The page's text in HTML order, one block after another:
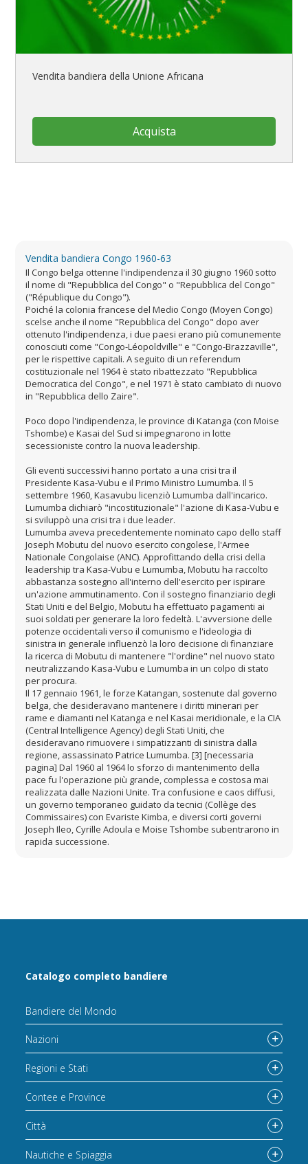
Vendita bandiera della Unione Africana
Acquista
Vendita bandiera Congo 1960-63
Il Congo belga ottenne l'indipendenza il 30 giugno 1960 sotto
il nome di "Repubblica del Congo" o "Repubblica del Congo"
("République du Congo").
Poiché la colonia francese del Medio Congo (Moyen Congo)
scelse anche il nome "Repubblica del Congo" dopo aver
ottenuto l'indipendenza, i due paesi erano più comunemente
conosciuti come "Congo-Léopoldville" e "Congo-Brazzaville",
per le rispettive capitali. A seguito di un referendum
costituzionale nel 1964 è stato ribattezzato "Repubblica
Democratica del Congo", e nel 1971 è stato cambiato di nuovo
in "Repubblica dello Zaire".
Poco dopo l'indipendenza, le province di Katanga (con Moise
Tshombe) e Kasai del Sud si impegnarono in lotte
secessioniste contro la nuova leadership.
Gli eventi successivi hanno portato a una crisi tra il
Presidente Kasa-Vubu e il Primo Ministro Lumumba. Il 5
settembre 1960, Kasavubu licenziò Lumumba dall'incarico.
Lumumba dichiarò "incostituzionale" l'azione di Kasa-Vubu e
si sviluppò una crisi tra i due leader.
Lumumba aveva precedentemente nominato capo dello staff
Joseph Mobutu del nuovo esercito congolese, l'Armee
Nationale Congolaise (ANC). Approfittando della crisi della
leadership tra Kasa-Vubu e Lumumba, Mobutu ha raccolto
abbastanza sostegno all'interno dell'esercito per ispirare
un'azione ammutinamento. Con il sostegno finanziario degli
Stati Uniti e del Belgio, Mobutu ha effettuato pagamenti ai
suoi soldati per generare la loro fedeltà. L'avversione delle
potenze occidentali verso il comunismo e l'ideologia di
sinistra in generale influenzò la loro decisione di finanziare
la ricerca di Mobutu di mantenere "l'ordine" nel nuovo stato
neutralizzando Kasa-Vubu e Lumumba in un colpo di stato
per procura.
Il 17 gennaio 1961, le forze Katangan, sostenute dal governo
belga, che desideravano mantenere i diritti minerari per
rame e diamanti nel Katanga e nel Kasai meridionale, e la CIA
(Central Intelligence Agency) degli Stati Uniti, che
desideravano rimuovere i simpatizzanti di sinistra dalla
regione, assassinato Patrice Lumumba. [3] [necessaria
pagina] Dal 1960 al 1964 lo sforzo di mantenimento della
pace fu l'operazione più grande, complessa e costosa mai
realizzata dalle Nazioni Unite. Tra confusione e caos diffusi,
un governo temporaneo guidato da tecnici (Collège des
Commissaires) con Evariste Kimba, e diversi corti governi
Joseph Ileo, Cyrille Adoula e Moise Tshombe subentrarono in
rapida successione.
Catalogo completo bandiere
Bandiere del Mondo
Nazioni
Regioni e Stati
Contee e Province
Città
Nautiche e Spiaggia